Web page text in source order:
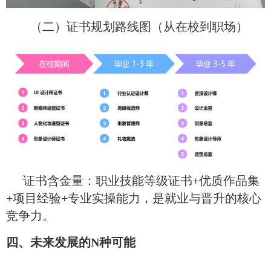
（二）证书规划路线图（从在校到职场）
证书含金量：职业技能等级证书+优质作品集
+项目经验+专业实操能力，是就业与晋升的核心
竞争力。
四、未来发展的N种可能